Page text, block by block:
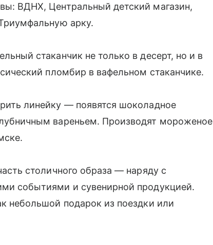
ВДНХ, Центральный детский магазин,
арку.
стаканчик не только в десерт, но и в
пломбир в вафельном стаканчике.
линейку — появятся шоколадное
вареньем. Производят мороженое
столичного образа — наряду с
событиями и сувенирной продукцией.
небольшой подарок из поездки или